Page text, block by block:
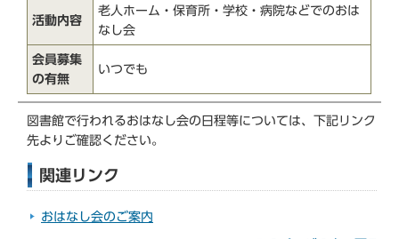
活動内容
老人ホーム・保育所・学校・病院などでのおは
なし会
会員募集
の有無
いつでも
図書館で行われるおはなし会の日程等については、下記リンク
先よりご確認ください。
関連リンク
おはなし会のご案内